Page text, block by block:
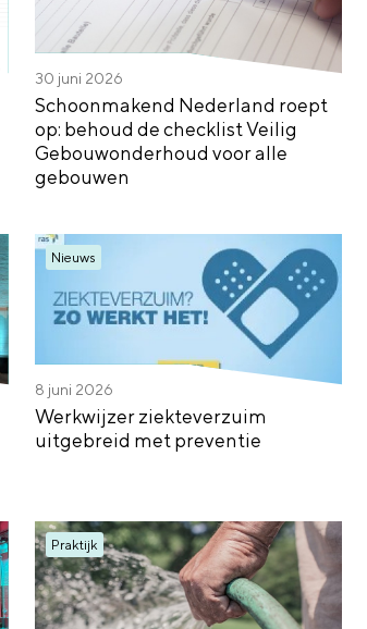
30 juni 2026
Schoonmakend Nederland roept
op: behoud de checklist Veilig
Gebouwonderhoud voor alle
gebouwen
Nieuws
8 juni 2026
Werkwijzer ziekteverzuim
uitgebreid met preventie
Praktijk